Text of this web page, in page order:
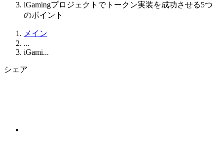
iGamingプロジェクトでトークン実装を成功させる5つ
のポイント
メイン
...
iGami...
シェア